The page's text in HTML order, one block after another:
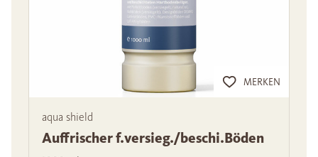
MERKEN
aqua shield
Auffrischer f.versieg./beschi.Böden